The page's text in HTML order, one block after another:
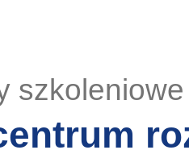
szkoleniowe